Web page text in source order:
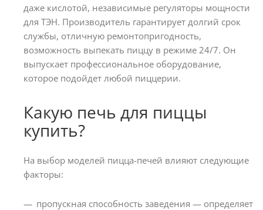
даже кислотой, независимые регуляторы мощности
для ТЭН. Производитель гарантирует долгий срок
службы, отличную ремонтопригодность,
возможность выпекать пиццу в режиме 24/7. Он
выпускает профессиональное оборудование,
которое подойдет любой пиццерии.
Какую печь для пиццы
купить?
На выбор моделей пицца-печей влияют следующие
факторы:
пропускная способность заведения — определяет